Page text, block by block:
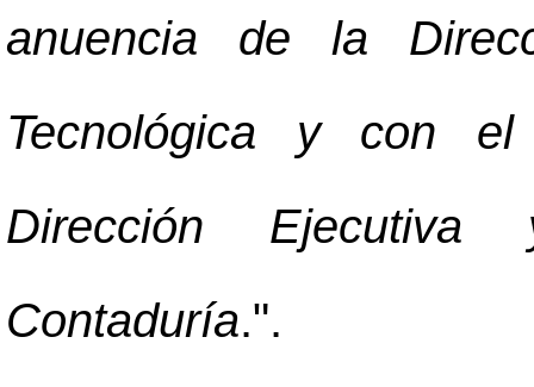
anuencia de la
Tecnológica y con
Dirección
Contaduría.".